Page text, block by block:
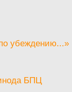
убеждению...»
БПЦ